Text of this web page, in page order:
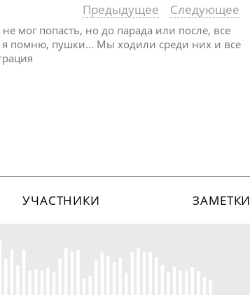
Предыдущее Следующее
не мог попасть, но до парада или после, все
я помню, пушки… Мы ходили среди них и все
УЧАСТНИКИ ЗАМЕТКИ